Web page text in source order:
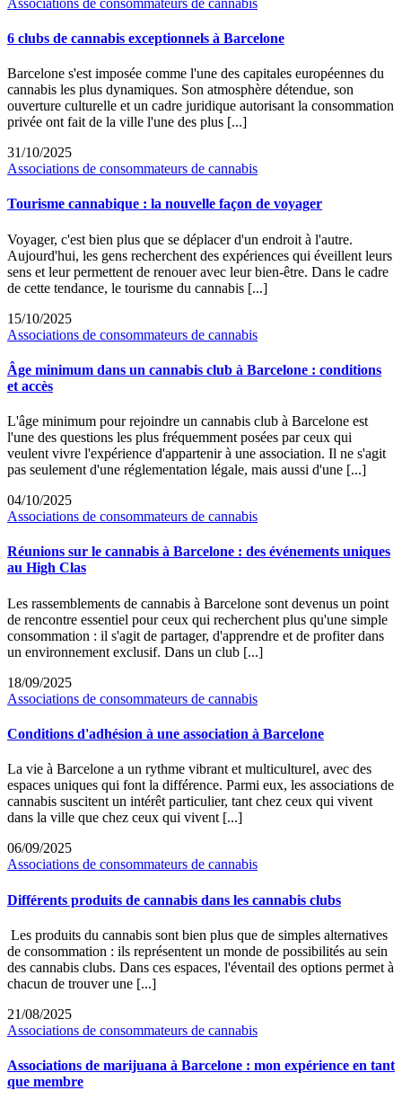
6 clubs de cannabis exceptionnels à Barcelone
Barcelone s'est imposée comme l'une des capitales européennes du
cannabis les plus dynamiques. Son atmosphère détendue, son
ouverture culturelle et un cadre juridique autorisant la consommation
privée ont fait de la ville l'une des plus [...]
31/10/2025
Associations de consommateurs de cannabis
Tourisme cannabique : la nouvelle façon de voyager
Voyager, c'est bien plus que se déplacer d'un endroit à l'autre.
Aujourd'hui, les gens recherchent des expériences qui éveillent leurs
sens et leur permettent de renouer avec leur bien-être. Dans le cadre
de cette tendance, le tourisme du cannabis [...]
15/10/2025
Associations de consommateurs de cannabis
Âge minimum dans un cannabis club à Barcelone : conditions
et accès
L'âge minimum pour rejoindre un cannabis club à Barcelone est
l'une des questions les plus fréquemment posées par ceux qui
veulent vivre l'expérience d'appartenir à une association. Il ne s'agit
pas seulement d'une réglementation légale, mais aussi d'une [...]
04/10/2025
Associations de consommateurs de cannabis
Réunions sur le cannabis à Barcelone : des événements uniques
au High Clas
Les rassemblements de cannabis à Barcelone sont devenus un point
de rencontre essentiel pour ceux qui recherchent plus qu'une simple
consommation : il s'agit de partager, d'apprendre et de profiter dans
un environnement exclusif. Dans un club [...]
18/09/2025
Associations de consommateurs de cannabis
Conditions d'adhésion à une association à Barcelone
La vie à Barcelone a un rythme vibrant et multiculturel, avec des
espaces uniques qui font la différence. Parmi eux, les associations de
cannabis suscitent un intérêt particulier, tant chez ceux qui vivent
dans la ville que chez ceux qui vivent [...]
06/09/2025
Associations de consommateurs de cannabis
Différents produits de cannabis dans les cannabis clubs
Les produits du cannabis sont bien plus que de simples alternatives
de consommation : ils représentent un monde de possibilités au sein
des cannabis clubs. Dans ces espaces, l'éventail des options permet à
chacun de trouver une [...]
21/08/2025
Associations de consommateurs de cannabis
Associations de marijuana à Barcelone : mon expérience en tant
que membre